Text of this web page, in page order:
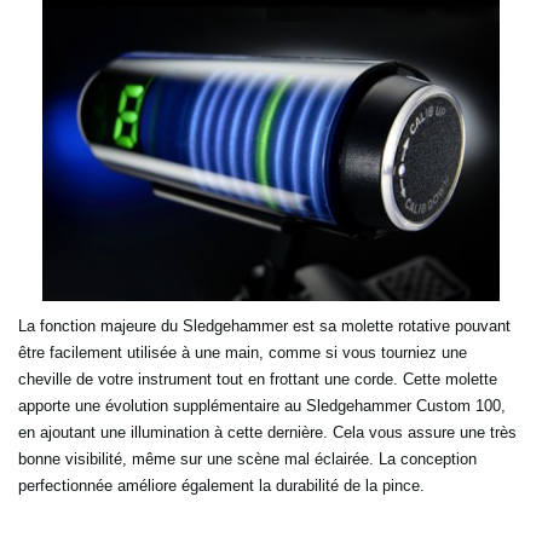
La fonction majeure du Sledgehammer est sa molette rotative pouvant
être facilement utilisée à une main, comme si vous tourniez une
cheville de votre instrument tout en frottant une corde. Cette molette
apporte une évolution supplémentaire au Sledgehammer Custom 100,
en ajoutant une illumination à cette dernière. Cela vous assure une très
bonne visibilité, même sur une scène mal éclairée. La conception
perfectionnée améliore également la durabilité de la pince.